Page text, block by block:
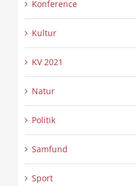
Konference
Kultur
KV 2021
Natur
Politik
Samfund
Sport